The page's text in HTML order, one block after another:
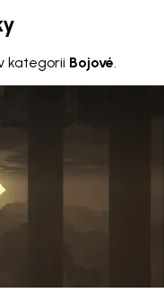
kategorii Bojové.